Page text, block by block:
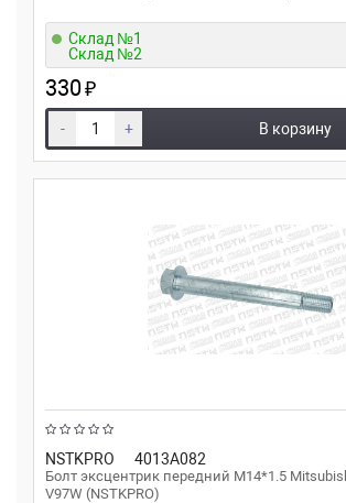
Склад №1
Склад №2
330₽
- + В корзину
NSTKPRO 4013A082
Болт эксцентрик передний M14*1.5
V97W (NSTKPRO)